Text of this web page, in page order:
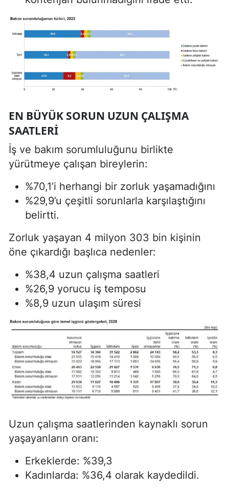
EN BÜYÜK SORUN UZUN ÇALIŞMA
SAATLERI
İş ve bakım sorumluluğunu birlikte
yürütmeye çalışan bireylerin:
%70,1’i herhangi bir zorluk yaşamadığını
%29,9’u çeşitli sorunlarla karşılaştığını
belirtti.
Zorluk yaşayan 4 milyon 303 bin kişinin
öne çıkardığı başlıca nedenler:
%38,4 uzun çalışma saatleri
%26,9 yorucu iş temposu
%8,9 uzun ulaşım süresi
Uzun çalışma saatlerinden kaynaklı sorun
yaşayanların oranı:
Erkeklerde: %39,3
Kadınlarda: %36,4 olarak kaydedildi.